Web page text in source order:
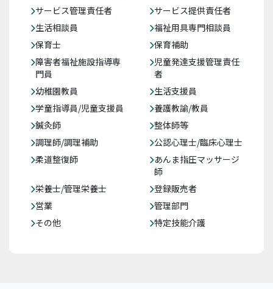
サービス管理責任者
サービス提供責任者
生活相談員
福祉用具専門相談員
保育士
保育補助
障害者福祉施設指導専
門員
児童発達支援管理責任
者
幼稚園教員
生活支援員
学童指導員/児童支援員
養護教諭/教員
鍼灸師
整体師等
調理師/調理補助
公認心理士/臨床心理士
柔道整復師
あんま指圧マッサージ
師
栄養士/管理栄養士
登録販売者
営業
管理部門
その他
特定技能介護